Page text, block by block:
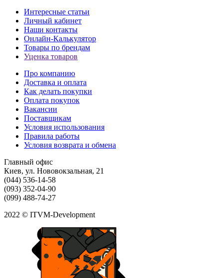
Интересные статьи
Личный кабинет
Наши контакты
Онлайн-Калькулятор
Товары по брендам
Уценка товаров
Про компанию
Доставка и оплата
Как делать покупки
Оплата покупок
Вакансии
Поставщикам
Условия использования
Правила работы
Условия возврата и обмена
Главный офис
Киев, ул. Нововокзальная, 21
(044) 536-14-58
(093) 352-04-90
(099) 488-74-27
2022 © ITVM-Development